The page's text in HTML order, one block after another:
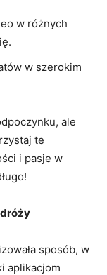
⁣w różnych
w​ szerokim
ale
⁢te
i pasje ‍w
sposób, w
aplikacjom